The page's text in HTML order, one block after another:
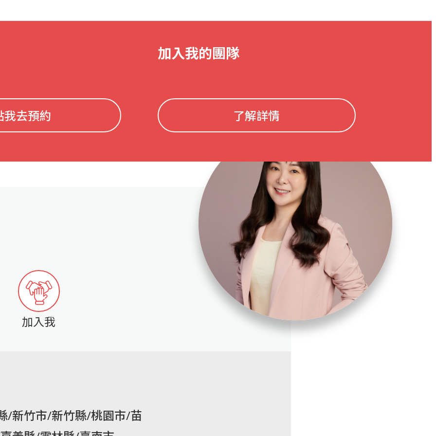
我去預約
加入我的團隊
了解詳情
加入我
/新竹市/新竹縣/桃園市/苗